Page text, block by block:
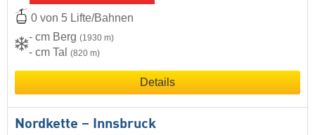
0 von 5 Lifte/Bahnen
- cm Berg (1930 m)
- cm Tal (820 m)
Details
Nordkette – Innsbruck